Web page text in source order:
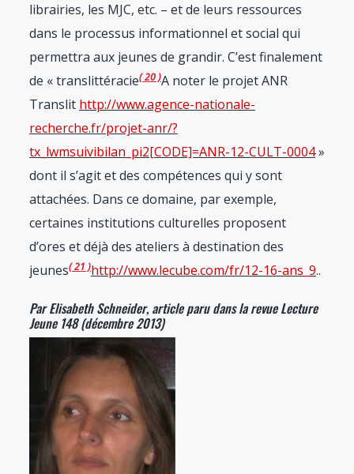
librairies, les MJC, etc. – et de leurs ressources
dans le processus informationnel et social qui
permettra aux jeunes de grandir. C’est finalement
de « translittéracie 20 A noter le projet ANR
Translit http://www.agence-nationale-
recherche.fr/projet-anr/?
tx_lwmsuivibilan_pi2[CODE]=ANR-12-CULT-0004»
dont il s’agit et des compétences qui y sont
attachées. Dans ce domaine, par exemple,
certaines institutions culturelles proposent
d’ores et déjà des ateliers à destination des
jeunes 21 http://www.lecube.com/fr/12-16-ans_9..
Par Elisabeth Schneider, article paru dans la revue Lecture
Jeune 148 (décembre 2013)